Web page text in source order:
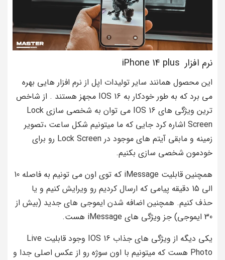
نرم افزار iPhone 14 plus
این محصول همانند سایر تولیدات اپل از نرم افزار هایی بهره
می برد که به طور خودکار به IOS 16 مجهز هستند . از شاخص
ترین ویژگی های IOS 16 می توان به شخصی سازی Lock
Screen اشاره کرد جایی که ما میتونیم شکل ساعت ،تصویر
زمینه و مابقی آیتم های موجود در Lock Screen رو برای
خودمون شخصی سازی بکنیم.
همچنین قابلیت iMessage که توی اون می تونیم به فاصله 10
الی 15 دقیقه پیامی که ارسال کردیم رو ویرایش کنیم و یا
حذف کنیم. همچنین اضافه شدن ایموجی های جدید (بیش از
30 ایموجی) جز ویژگی های iMessage هست.
یکی دیگه از ویژگی های جذاب IOS 16 وجود قابلیت Live
Photo هست که میتونیم با اون سوژه رو از عکس اصلی جدا و